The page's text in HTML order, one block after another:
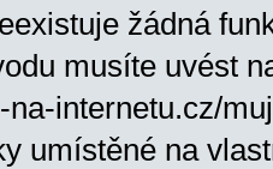
žádná
musíte uvést
na-internetu.cz/
umístěné na